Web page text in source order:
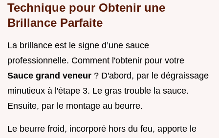
Technique pour Obtenir une
Brillance Parfaite
La brillance est le signe d’une sauce
professionnelle. Comment l'obtenir pour votre
Sauce grand veneur ? D'abord, par le dégraissage
minutieux à l'étape 3. Le gras trouble la sauce.
Ensuite, par le montage au beurre.
Le beurre froid, incorporé hors du feu, apporte le